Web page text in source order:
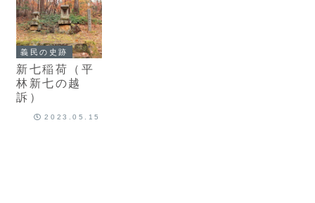
義民の史跡
新七稲荷（平
林新七の越
訴）
2023.05.15